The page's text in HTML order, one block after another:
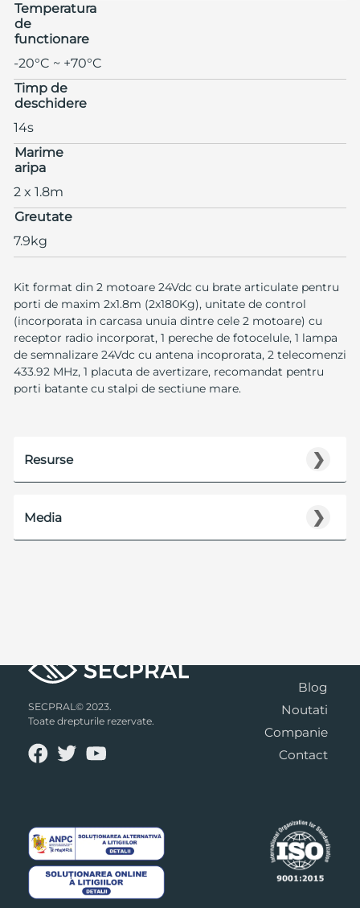
Temperatura
de
functionare
-20°C ~ +70°C
Timp de
deschidere
14s
Marime
aripa
2 x 1.8m
Greutate
7.9kg
Kit format din 2 motoare 24Vdc cu brate articulate pentru
porti de maxim 2x1.8m (2x180Kg), unitate de control
(incorporata in carcasa unuia dintre cele 2 motoare) cu
receptor radio incorporat, 1 pereche de fotocelule, 1 lampa
de semnalizare 24Vdc cu antena incoprorata, 2 telecomenzi
433.92 MHz, 1 placuta de avertizare, recomandat pentru
porti batante cu stalpi de sectiune mare.
❯
Resurse
❯
Media
SECPRAL© 2023.
Toate drepturile rezervate.
Blog
Noutati
Companie
Contact